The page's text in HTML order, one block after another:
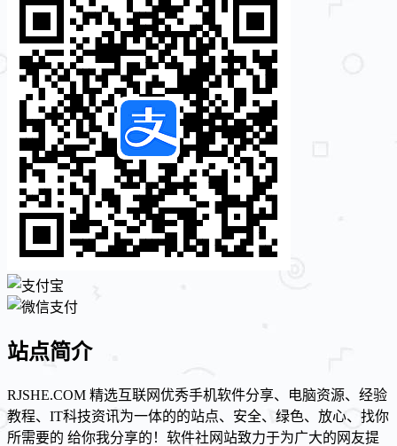
站点简介
RJSHE.COM 精选互联网优秀手机软件分享、电脑资源、经验
教程、IT科技资讯为一体的的站点、安全、绿色、放心、找你
所需要的 给你我分享的！软件社网站致力于为广大的网友提